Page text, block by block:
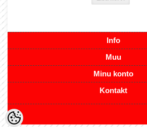
Info
Muu
Minu konto
Kontakt